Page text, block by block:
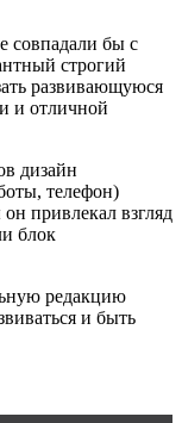
совпадали бы с
строгий
развивающуюся
и отличной
дизайн
телефон)
привлекал взгляд
блок
редакцию
и быть